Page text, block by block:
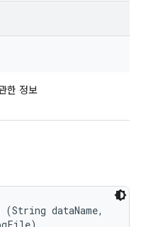
한 정보
dataName,